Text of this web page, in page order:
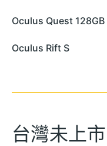
Oculus Quest 128GB
Oculus Rift S
台灣未上市